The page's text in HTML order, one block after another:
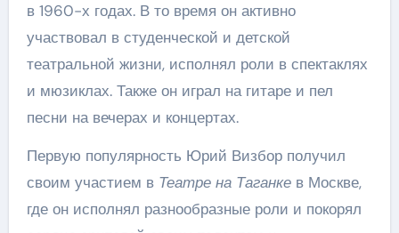
в 1960-х годах. В то время он активно
участвовал в студенческой и детской
театральной жизни, исполнял роли в спектаклях
и мюзиклах. Также он играл на гитаре и пел
песни на вечерах и концертах.
Первую популярность Юрий Визбор получил
своим участием в Театре на Таганкев Москве,
где он исполнял разнообразные роли и покорял